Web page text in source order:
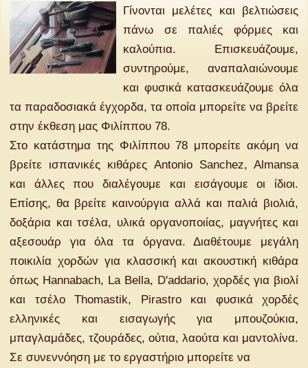
Γίνονται μελέτες και βελτιώσεις
πάνω σε παλιές φόρμες και
καλούπια. Επισκευάζουμε,
συντηρούμε, αναπαλαιώνουμε
και φυσικά κατασκευάζουμε όλα
τα παραδοσιακά έγχορδα, τα οποία μπορείτε να βρείτε
στην έκθεση μας Φιλίππου 78.
Στο κατάστημα της Φιλίππου 78 μπορείτε ακόμη να
βρείτε ισπανικές κιθάρες Antonio Sanchez, Almansa
και άλλες που διαλέγουμε και εισάγουμε οι ίδιοι.
Επίσης, θα βρείτε καινούργια αλλά και παλιά βιολιά,
δοξάρια και τσέλα, υλικά οργανοποιίας, μαγνήτες και
αξεσουάρ για όλα τα όργανα. Διαθέτουμε μεγάλη
ποικιλία χορδών για κλασσική και ακουστική κιθάρα
όπως Hannabach, La Bella, D'addario, χορδές για βιολί
και τσέλο Thomastik, Pirastro και φυσικά χορδές
ελληνικές και εισαγωγής για μπουζούκια,
μπαγλαμάδες, τζουράδες, ούτια, λαούτα και μαντολίνα.
Σε συνεννόηση με το εργαστήριο μπορείτε να